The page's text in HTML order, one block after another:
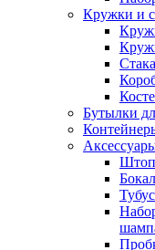
Кружки и
Бутылки